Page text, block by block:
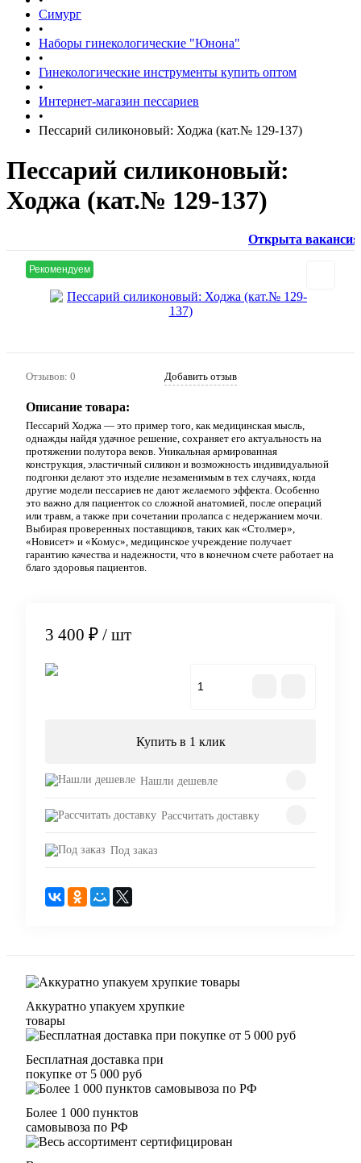
Симург
•
Наборы гинекологические "Юнона"
•
Гинекологические инструменты купить оптом
•
Интернет-магазин пессариев
•
Пессарий силиконовый: Ходжа (кат.№ 129-137)
Пессарий силиконовый:
Ходжа (кат.№ 129-137)
Открыта вакансия:
Рекомендуем
Отзывов: 0 Добавить отзыв
Описание товара:
Пессарий Ходжа — это пример того, как медицинская мысль,
однажды найдя удачное решение, сохраняет его актуальность на
протяжении полутора веков. Уникальная армированная
конструкция, эластичный силикон и возможность индивидуальной
подгонки делают это изделие незаменимым в тех случаях, когда
другие модели пессариев не дают желаемого эффекта. Особенно
это важно для пациенток со сложной анатомией, после операций
или травм, а также при сочетании пролапса с недержанием мочи.
Выбирая проверенных поставщиков, таких как «Столмер»,
«Новисет» и «Комус», медицинское учреждение получает
гарантию качества и надежности, что в конечном счете работает на
благо здоровья пациентов.
3 400 ₽ / шт
Купить в 1 клик
Нашли дешевле
Рассчитать доставку
Под заказ
Аккуратно упакуем хрупкие
товары
Бесплатная доставка при
покупке от 5 000 руб
Более 1 000 пунктов
самовывоза по РФ